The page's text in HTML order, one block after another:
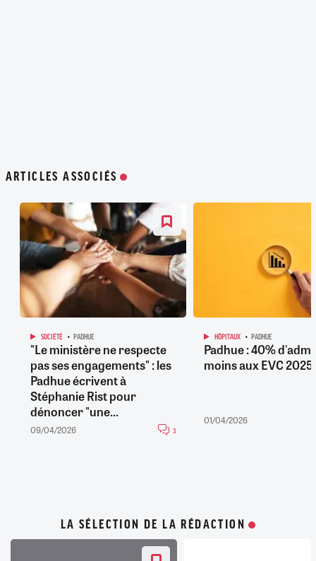
ARTICLES ASSOCIÉS
SOCIÉTÉ PADHUE
"Le ministère ne respecte
pas ses engagements" : les
Padhue écrivent à
Stéphanie Rist pour
dénoncer "une...
09/04/2026 3
HÔPITAUX PADHUE
Padhue : 40%
moins aux EVC 2025
01/04/2026
LA SÉLECTION DE LA RÉDACTION